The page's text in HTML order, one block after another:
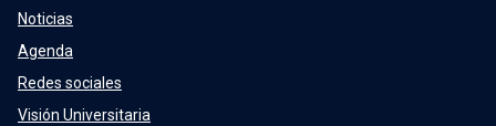
Noticias
Agenda
Redes sociales
Visión Universitaria